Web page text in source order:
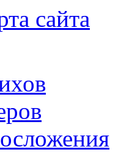
сайта